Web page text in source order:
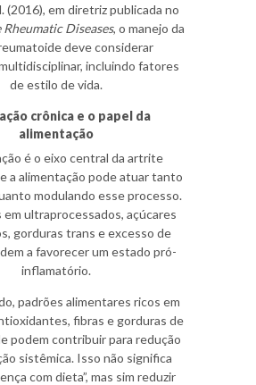
(2016), em diretriz publicada no
Diseases, o manejo da
deve considerar
incluindo fatores
de estilo de vida.
crônica e o papel da
alimentação
é o eixo central da artrite
a alimentação pode atuar tanto
modulando esse processo.
em ultraprocessados, açúcares
gorduras trans e excesso de
a favorecer um estado pró-
inflamatório.
padrões alimentares ricos em
fibras e gorduras de
podem contribuir para redução
sistêmica. Isso não significa
com dieta”, mas sim reduzir